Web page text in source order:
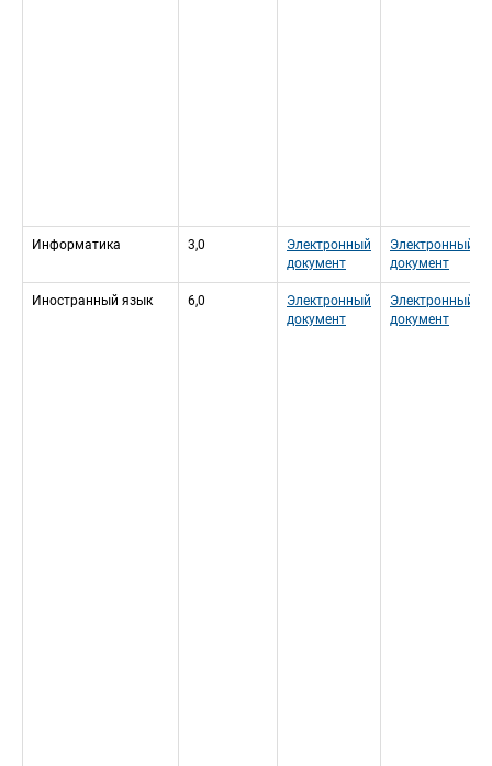
Информатика 3,0
Электронный
документ
Электронный
документ
Иностранный язык 6,0
Электронный
документ
Электронный
документ